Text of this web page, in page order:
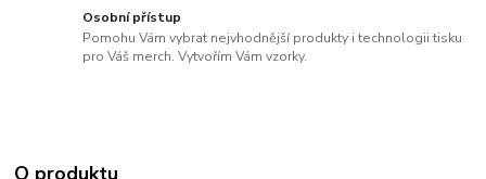
Osobní přístup
Pomohu Vám vybrat nejvhodnější produkty i technologii tisku
pro Váš merch. Vytvořím Vám vzorky.
O produktu